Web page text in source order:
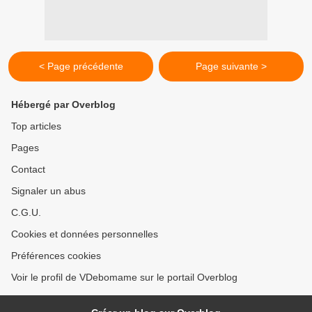
< Page précédente Page suivante >
Hébergé par Overblog
Top articles
Pages
Contact
Signaler un abus
C.G.U.
Cookies et données personnelles
Préférences cookies
Voir le profil de VDebomame sur le portail Overblog